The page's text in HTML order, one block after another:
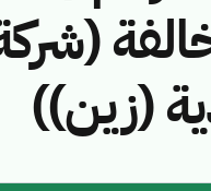
لمخالفة
(زين))